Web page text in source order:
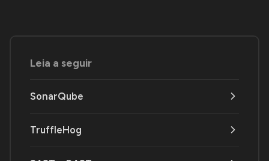
Leia a seguir
SonarQube
TruffleHog